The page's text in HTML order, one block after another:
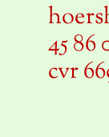
45 86
cvr